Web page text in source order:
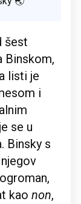
šest
Binskom,
listi je
i
se u
Binsky s
kao non,